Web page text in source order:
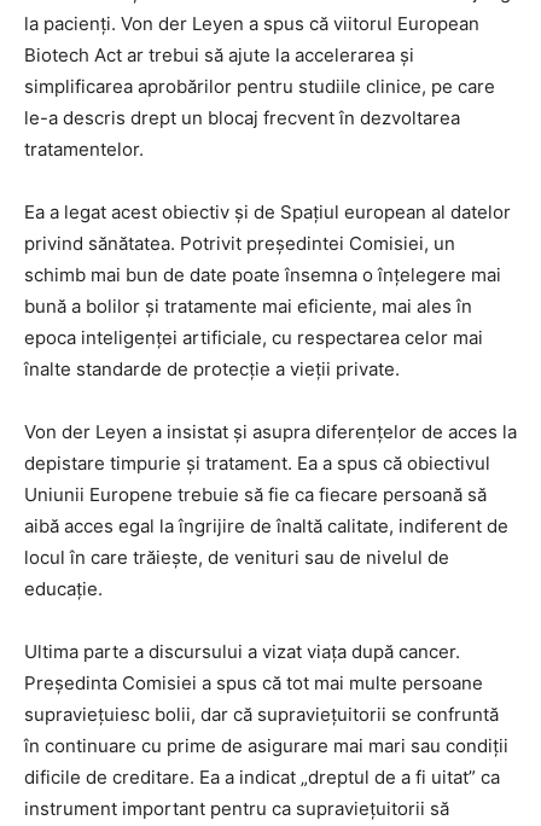
la pacienți. Von der Leyen a spus că viitorul European
Biotech Act ar trebui să ajute la accelerarea și
simplificarea aprobărilor pentru studiile clinice, pe care
le-a descris drept un blocaj frecvent în dezvoltarea
tratamentelor.
Ea a legat acest obiectiv și de Spațiul european al datelor
privind sănătatea. Potrivit președintei Comisiei, un
schimb mai bun de date poate însemna o înțelegere mai
bună a bolilor și tratamente mai eficiente, mai ales în
epoca inteligenței artificiale, cu respectarea celor mai
înalte standarde de protecție a vieții private.
Von der Leyen a insistat și asupra diferențelor de acces la
depistare timpurie și tratament. Ea a spus că obiectivul
Uniunii Europene trebuie să fie ca fiecare persoană să
aibă acces egal la îngrijire de înaltă calitate, indiferent de
locul în care trăiește, de venituri sau de nivelul de
educație.
Ultima parte a discursului a vizat viața după cancer.
Președinta Comisiei a spus că tot mai multe persoane
supraviețuiesc bolii, dar că supraviețuitorii se confruntă
în continuare cu prime de asigurare mai mari sau condiții
dificile de creditare. Ea a indicat „dreptul de a fi uitat” ca
instrument important pentru ca supraviețuitorii să